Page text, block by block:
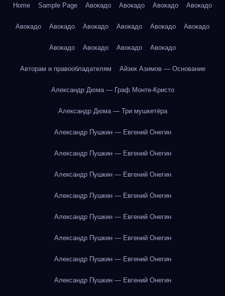
Home Sample Page Авокадо Авокадо Авокадо Авокадо
Авокадо Авокадо Авокадо Авокадо Авокадо Авокадо
Авокадо Авокадо Авокадо Авокадо
Авторам и правообладателям Айзек Азимов — Основание
Александр Дюма — Граф Монте-Кристо
Александр Дюма — Три мушкетёра
Александр Пушкин — Евгений Онегин
Александр Пушкин — Евгений Онегин
Александр Пушкин — Евгений Онегин
Александр Пушкин — Евгений Онегин
Александр Пушкин — Евгений Онегин
Александр Пушкин — Евгений Онегин
Александр Пушкин — Евгений Онегин
Александр Пушкин — Евгений Онегин